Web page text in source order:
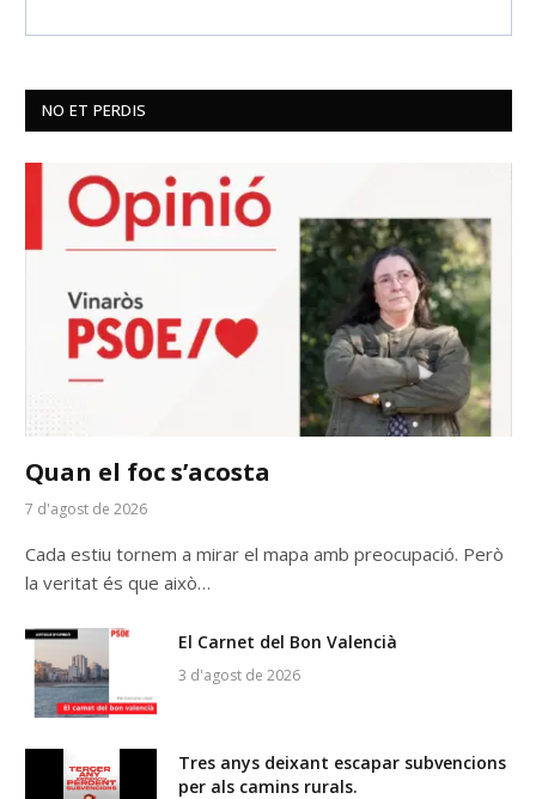
NO ET PERDIS
Quan el foc s’acosta
7 d'agost de 2026
Cada estiu tornem a mirar el mapa amb preocupació. Però
la veritat és que això…
El Carnet del Bon Valencià
3 d'agost de 2026
Tres anys deixant escapar subvencions
per als camins rurals.